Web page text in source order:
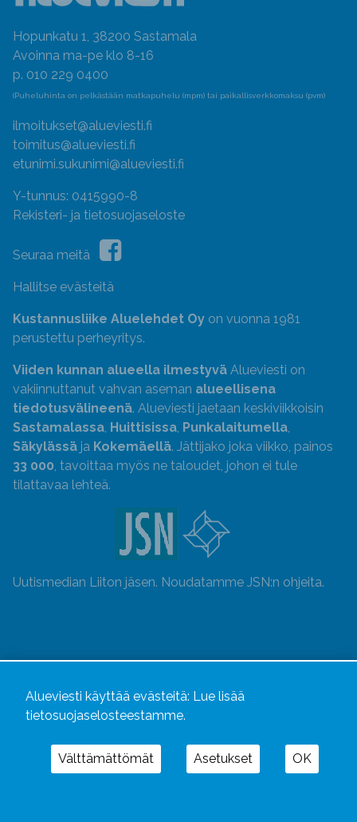
Hopunkatu 1, 38200 Sastamala
Avoinna ma-pe klo 8-16
p. 010 229 0400
(Puheluhinta on pelkästään matkapuhelu (mpm) tai paikallisverkkomaksu (pvm)
ilmoitukset@alueviesti.fi
toimitus@alueviesti.fi
etunimi.sukunimi@alueviesti.fi
Y-tunnus: 0415990-8
Rekisteri- ja tietosuojaseloste
Seuraa meitä
Hallitse evästeitä
Kustannusliike Aluelehdet Oy on vuonna 1981
perustettu perheyritys.
Viiden kunnan alueella ilmestyvä Alueviesti on
vakiinnuttanut vahvan aseman alueellisena
tiedotusvälineenä. Alueviesti jaetaan keskiviikkoisin
Sastamalassa, Huittisissa, Punkalaitumella,
Säkylässä ja Kokemäellä. Jättijako joka viikko, painos
33 000, tavoittaa myös ne taloudet, johon ei tule
tilattavaa lehteä.
Uutismedian Liiton jäsen. Noudatamme JSN:n ohjeita.
Alueviesti käyttää evästeitä: Lue lisää
tietosuojaselosteestamme.
Välttämättömät Asetukset OK